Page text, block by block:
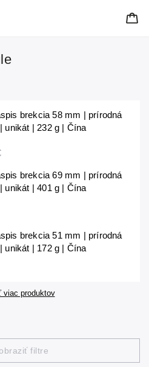
brekcia 58 mm | prírodná
unikát | 232 g | Čína
brekcia 69 mm | prírodná
unikát | 401 g | Čína
brekcia 51 mm | prírodná
unikát | 172 g | Čína
viac produktov